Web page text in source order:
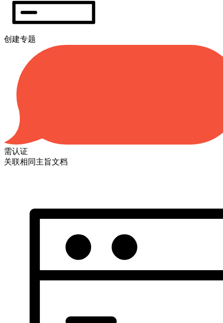
创建专题
需认证
关联相同主旨文档